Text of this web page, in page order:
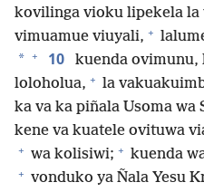
kovilinga vioku lipekela la
vimuamue viuyali, +
* + 10 kuenda
loloholua, + la
ka va ka piñala Usoma wa
kene va kuatele ovituwa
+ wa kolisiwi; + kuenda
+ vonduko ya Ñala Yesu